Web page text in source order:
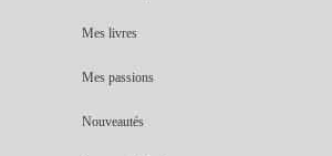
Mes livres
Mes passions
Nouveautés